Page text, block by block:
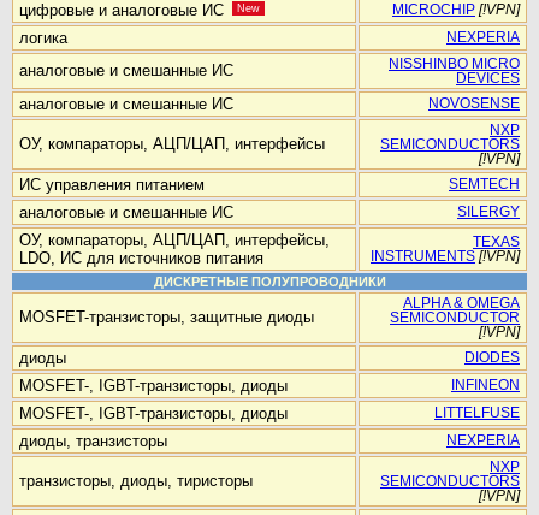
цифровые и аналоговые ИС New MICROCHIP [!VPN]
логика NEXPERIA
аналоговые и смешанные ИС
NISSHINBO MICRO
DEVICES
аналоговые и смешанные ИС NOVOSENSE
ОУ, компараторы, АЦП/ЦАП, интерфейсы
NXP
SEMICONDUCTORS
[!VPN]
ИС управления питанием SEMTECH
аналоговые и смешанные ИС SILERGY
ОУ, компараторы, АЦП/ЦАП, интерфейсы,
LDO, ИС для источников питания
TEXAS
INSTRUMENTS [!VPN]
ДИСКРЕТНЫЕ ПОЛУПРОВОДНИКИ
MOSFET-транзисторы, защитные диоды
ALPHA & OMEGA
SEMICONDUCTOR
[!VPN]
диоды DIODES
MOSFET-, IGBT-транзисторы, диоды INFINEON
MOSFET-, IGBT-транзисторы, диоды LITTELFUSE
диоды, транзисторы NEXPERIA
транзисторы, диоды, тиристоры
NXP
SEMICONDUCTORS
[!VPN]